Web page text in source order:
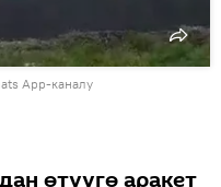
App-каналу
өтүүгө аракет